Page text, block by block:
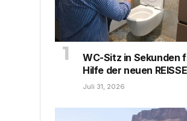
WC-Sitz in Sekunden
Hilfe der neuen
Juli 31, 2026